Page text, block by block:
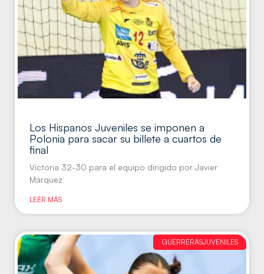
Los Hispanos Juveniles se imponen a
Polonia para sacar su billete a cuartos de
final
Victoria 32-30 para el equipo dirigido por Javier
Márquez
LEER MÁS
GUERRERASJUVENILES